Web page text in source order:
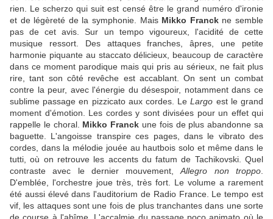
rien. Le scherzo qui suit est censé être le grand numéro d'ironie
et de légèreté de la symphonie. Mais Mikko Franckne semble
pas de cet avis. Sur un tempo vigoureux, l'acidité de cette
musique ressort. Des attaques franches, âpres, une petite
harmonie piquante au staccato délicieux, beaucoup de caractère
dans ce moment parodique mais qui pris au sérieux, ne fait plus
rire, tant son côté revêche est accablant. On sent un combat
contre la peur, avec l'énergie du désespoir, notamment dans ce
sublime passage en pizzicato aux cordes. LeLargo est le grand
moment d'émotion. Les cordes y sont divisées pour un effet qui
rappelle le choral. Mikko Franck une fois de plus abandonne sa
baguette. L'angoisse transpire ces pages, dans le vibrato des
cordes, dans la mélodie jouée au hautbois solo et même dans le
tutti, où on retrouve les accents du fatum de Tachikovski. Quel
contraste avec le dernier mouvement,Allegro non troppo
D'emblée, l'orchestre joue très, très fort. Le volume a rarement
été aussi élevé dans l'auditorium de Radio France. Le tempo est
vif, les attaques sont une fois de plus tranchantes dans une sorte